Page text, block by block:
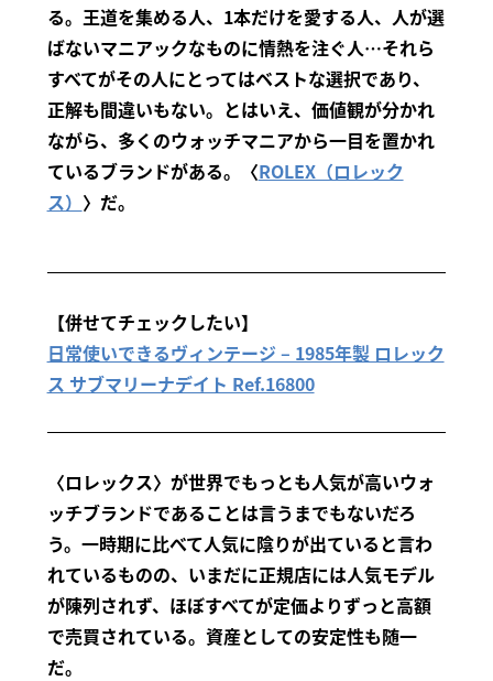
る。王道を集める人、1本だけを愛する人、人が選
ばないマニアックなものに情熱を注ぐ人…それら
すべてがその人にとってはベストな選択であり、
正解も間違いもない。とはいえ、価値観が分かれ
ながら、多くのウォッチマニアから一目を置かれ
ているブランドがある。〈ROLEX（ロレック
ス） 〉だ。
【併せてチェックしたい】
日常使いできるヴィンテージ – 1985年製 ロレック
ス サブマリーナデイト Ref.16800
〈ロレックス〉が世界でもっとも人気が高いウォ
ッチブランドであることは言うまでもないだろ
う。一時期に比べて人気に陰りが出ていると言わ
れているものの、いまだに正規店には人気モデル
が陳列されず、ほぼすべてが定価よりずっと高額
で売買されている。資産としての安定性も随一
だ。